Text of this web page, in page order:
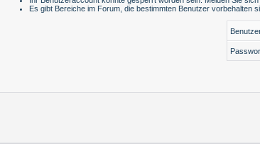
Es gibt Bereiche im Forum, die bestimmten Benutzer vorbehalten